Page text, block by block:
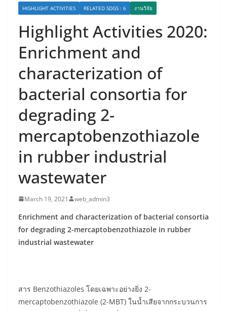
HIGHLIGHT ACTIVITIES RELATED SDGS : 6 งานวิจัย
Highlight Activities 2020:
Enrichment and
characterization of
bacterial consortia for
degrading 2-
mercaptobenzothiazole
in rubber industrial
wastewater
March 19, 2021 web_admin3
Enrichment and characterization of bacterial consortia
for degrading 2-mercaptobenzothiazole in rubber
industrial wastewater
สาร Benzothiazoles โดยเฉพาะอย่างยิ่ง 2-
mercaptobenzothiazole (2-MBT) ในน้ำเสียจากกระบวนการ